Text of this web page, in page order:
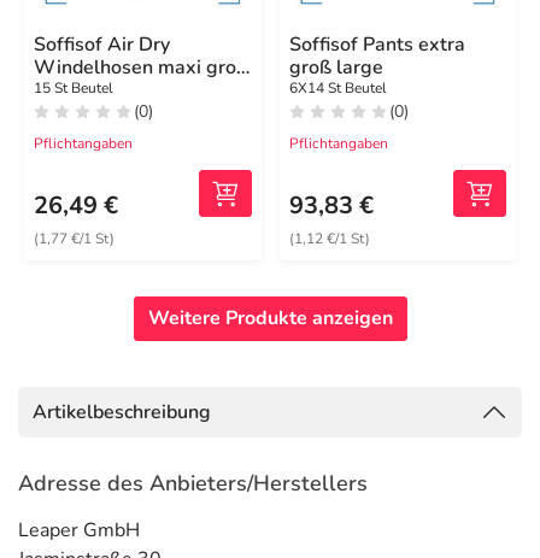
Soffisof Air Dry
Windelhosen maxi groß
XXL
15 St Beutel
(0)
Pflichtangaben
26,49 €
(1,77 €/1 St)
Soffisof Pants extra
groß large
6X14 St Beutel
(0)
Pflichtangaben
93,83 €
(1,12 €/1 St)
Weitere Produkte anzeigen
Artikelbeschreibung
Adresse des Anbieters/Herstellers
Leaper GmbH